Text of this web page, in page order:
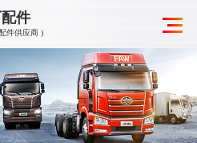
件
件供应商 )